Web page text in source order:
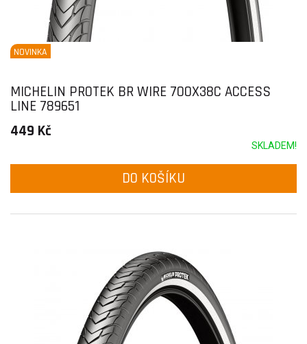
NOVINKA
MICHELIN PROTEK BR WIRE 700X38C ACCESS
LINE 789651
449 Kč
SKLADEM!
DO KOŠÍKU